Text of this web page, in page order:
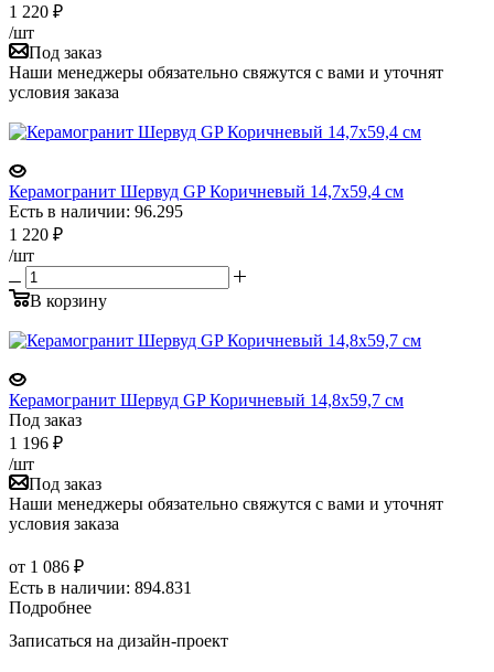
1 220 ₽
/шт
Под заказ
Наши менеджеры обязательно свяжутся с вами и уточнят
условия заказа
Керамогранит Шервуд GP Коричневый 14,7х59,4 см
Есть в наличии: 96.295
1 220 ₽
/шт
В корзину
Керамогранит Шервуд GP Коричневый 14,8x59,7 см
Под заказ
1 196 ₽
/шт
Под заказ
Наши менеджеры обязательно свяжутся с вами и уточнят
условия заказа
от 1 086 ₽
Есть в наличии: 894.831
Подробнее
Записаться на дизайн-проект